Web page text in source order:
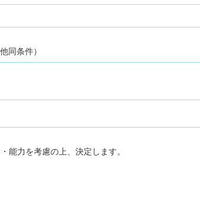
同条件）
能力を考慮の上、決定します。